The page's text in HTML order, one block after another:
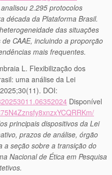
2.295 protocolos
década da Plataforma Brasil.
das situações
CAAE, incluindo a proporção
mais frequentes.
L. Flexibilização dos
uma análise da Lei
DOI:
Disponível
principais dispositivos da Lei
prazos de análise, órgão
a seção sobre a transição do
Nacional de Ética em Pesquisa